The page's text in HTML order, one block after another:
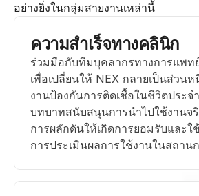
อย่างยิ่งในกลุ่มสายงานเหล่านี้
ความสำเร็จทางคลินิก
ร่วมมือกับทีมบุคลากรทางการแพท
เพื่อเปลี่ยนให้ NEX กลายเป็นส่วน
งานป้องกันการติดเชื้อในชีวิตประ
บทบาทสนับสนุนการนำไปใช้งานจ
การผลักดันให้เกิดการยอมรับและ
การประเมินผลการใช้งานในสถาน